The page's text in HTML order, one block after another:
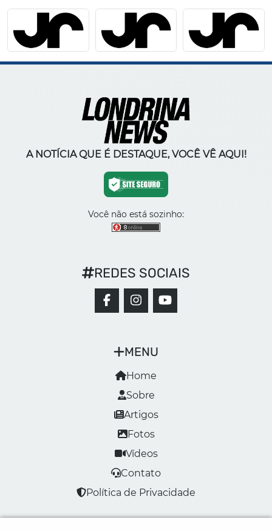
A NOTÍCIA QUE É DESTAQUE, VOCÊ VÊ AQUI!
Você não está sozinho:
MENU
Home
Sobre
Artigos
Fotos
Vídeos
Contato
Política de Privacidade
REDES SOCIAIS